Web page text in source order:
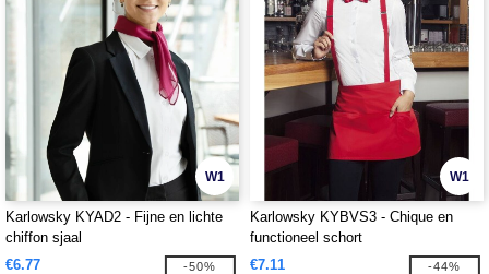
W1
Karlowsky KYAD2 - Fijne en lichte
chiffon sjaal
€6.77
-50%
W1
Karlowsky KYBVS3 - Chique en
functioneel schort
€7.11
-44%